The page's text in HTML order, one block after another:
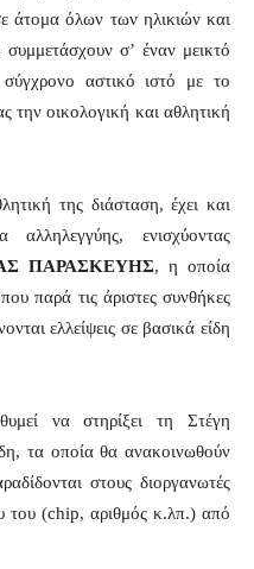
άτομα όλων των ηλικιών και
σ’ έναν μεικτό
αστικό ιστό με το
την οικολογική και αθλητική
της διάσταση, έχει και
αλληλεγγύης, ενισχύοντας
ΠΑΡΑΣΚΕΥΗΣ, η οποία
παρά τις άριστες συνθήκες
ελλείψεις σε βασικά είδη
να στηρίξει τη Στέγη
τα οποία θα ανακοινωθούν
στους διοργανωτές
του (chip, αριθμός κ.λπ.) από